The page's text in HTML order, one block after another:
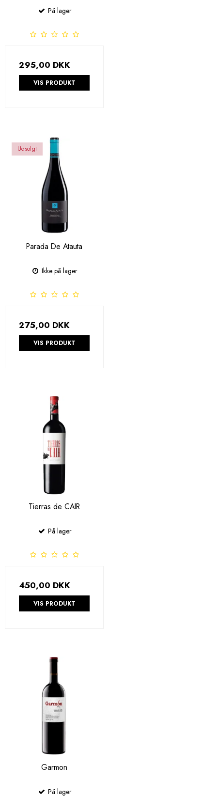
På lager
295,00 DKK
VIS PRODUKT
Udsolgt
Parada De Atauta
Ikke på lager
275,00 DKK
VIS PRODUKT
Tierras de CAIR
På lager
450,00 DKK
VIS PRODUKT
Garmon
På lager